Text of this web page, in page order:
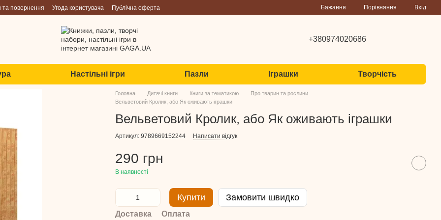
та повернення Угода користувача Публічна оферта Бажання Порівняння Вхід
+380974020686
Настільні ігри Пазли Іграшки Творчість
Головна Дитячі книги Книги за тематикою
Про тварин та рослини
Вельветовий Кролик, або Як оживають іграшки
Вельветовий Кролик, або Як оживають іграшки
Артикул: 9789669152244 Написати відгук
290 грн
В наявності
Купити Замовити швидко
Доставка Оплата